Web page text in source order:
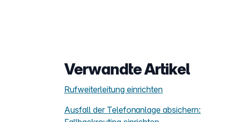
Verwandte Artikel
Rufweiterleitung einrichten
Ausfall der Telefonanlage absichern: